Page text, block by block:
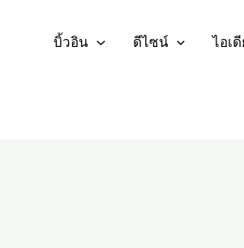
บิ้วอิน ดีไซน์ ไอเ